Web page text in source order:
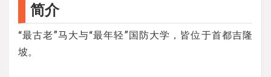
简介
“最古老”马大与“最年轻”国防大学，皆位于首都吉隆
坡。